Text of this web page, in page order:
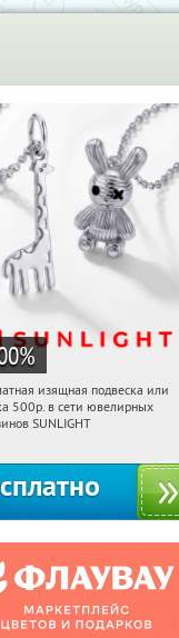
%
Получили:
изящная подвеска или
500р. в сети ювелирных
SUNLIGHT